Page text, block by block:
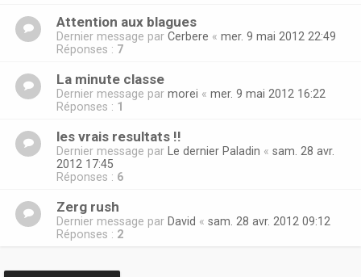
Attention aux blagues
Dernier message par Cerbere « mer. 9 mai 2012 22:49
Réponses : 7
La minute classe
Dernier message par morei « mer. 9 mai 2012 16:22
Réponses : 1
les vrais resultats !!
Dernier message par Le dernier Paladin « sam. 28 avr.
2012 17:45
Réponses : 6
Zerg rush
Dernier message par David « sam. 28 avr. 2012 09:12
Réponses : 2